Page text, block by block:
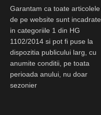
Garantam ca toate articolele
de pe website sunt incadrate
in categoriile 1 din HG
1102/2014 si pot fi puse la
dispozitia publicului larg, cu
anumite conditii, pe toata
perioada anului, nu doar
sezonier